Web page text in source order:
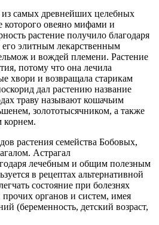
из самых древнейших целебных
которого овеяно мифами и
растение получило благодаря
элитным лекарственным
и вождей племени. Растение
потому что она лечила
хвори и возвращала старикам
дал растению название
траву называют кошачьим
золототысячником, а также
корнем.
растения семейства Бобовых,
Астрагал
лечебным и общим полезным
в рецептах альтернативной
состояние при болезнях
прочих органов и систем, имея
(беременность, детский возраст,